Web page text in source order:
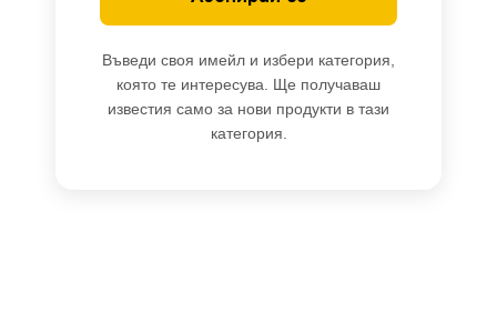
Въведи своя имейл и избери категория,
която те интересува. Ще получаваш
известия само за нови продукти в тази
категория.